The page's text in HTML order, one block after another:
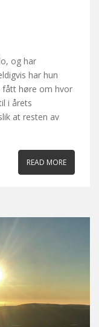
og har
har hun
fått høre om hvor
i årets
at resten av
READ MORE